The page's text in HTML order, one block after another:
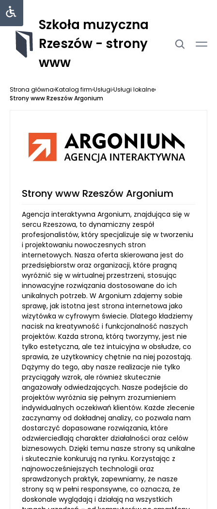
Szkoła muzyczna
Rzeszów - strony
www
Strona główna›Katalog firm›Usługi›Usługi lokalne›
Strony www Rzeszów Argonium
Strony www Rzeszów Argonium
Agencja interaktywna Argonium, znajdująca się w
sercu Rzeszowa, to dynamiczny zespół
profesjonalistów, który specjalizuje się w tworzeniu
i projektowaniu nowoczesnych stron
internetowych. Nasza oferta skierowana jest do
przedsiębiorstw oraz organizacji, które pragną
wyróżnić się w wirtualnej przestrzeni, stosując
innowacyjne rozwiązania dostosowane do ich
unikalnych potrzeb. W Argonium zdajemy sobie
sprawę, jak istotna jest strona internetowa jako
wizytówka w cyfrowym świecie. Dlatego kładziemy
nacisk na kreatywność i funkcjonalność naszych
projektów. Każda strona, którą tworzymy, jest nie
tylko estetyczna, ale też intuicyjna w obsłudze, co
sprawia, że użytkownicy chętnie na niej pozostają.
Dążymy do tego, aby nasze realizacje nie tylko
przyciągały wzrok, ale również skutecznie
angażowały odwiedzających. Nasze podejście do
projektów wyróżnia się pełnym zrozumieniem
indywidualnych oczekiwań klientów. Każde zlecenie
zaczynamy od dokładnej analizy, co pozwala nam
dostarczyć dopasowane rozwiązania, które
odzwierciedlają charakter działalności oraz celów
biznesowych. Dzięki temu nasze strony są unikalne
i skutecznie konkurują na rynku. Korzystając z
najnowocześniejszych technologii oraz
sprawdzonych praktyk, zapewniamy, że nasze
strony są w pełni responsywne, co oznacza, że
doskonale wyglądają i działają na wszystkich